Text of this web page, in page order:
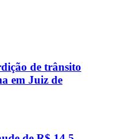
de trânsito
em Juiz de